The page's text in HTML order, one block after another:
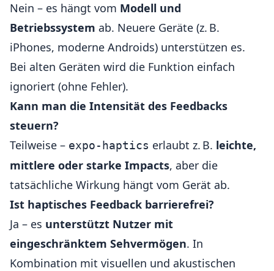
Nein – es hängt vom Modell und
Betriebssystem ab. Neuere Geräte (z. B.
iPhones, moderne Androids) unterstützen es.
Bei alten Geräten wird die Funktion einfach
ignoriert (ohne Fehler).
Kann man die Intensität des Feedbacks
steuern?
Teilweise – expo-haptics erlaubt z. B. leichte,
mittlere oder starke Impacts, aber die
tatsächliche Wirkung hängt vom Gerät ab.
Ist haptisches Feedback barrierefrei?
Ja – es unterstützt Nutzer mit
eingeschränktem Sehvermögen. In
Kombination mit visuellen und akustischen